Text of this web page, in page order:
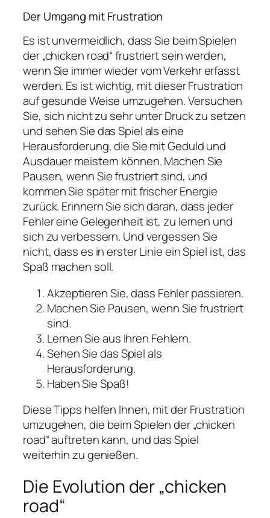
Der Umgang mit Frustration
Es ist unvermeidlich, dass Sie beim Spielen
der „chicken road“ frustriert sein werden,
wenn Sie immer wieder vom Verkehr erfasst
werden. Es ist wichtig, mit dieser Frustration
auf gesunde Weise umzugehen. Versuchen
Sie, sich nicht zu sehr unter Druck zu setzen
und sehen Sie das Spiel als eine
Herausforderung, die Sie mit Geduld und
Ausdauer meistern können. Machen Sie
Pausen, wenn Sie frustriert sind, und
kommen Sie später mit frischer Energie
zurück. Erinnern Sie sich daran, dass jeder
Fehler eine Gelegenheit ist, zu lernen und
sich zu verbessern. Und vergessen Sie
nicht, dass es in erster Linie ein Spiel ist, das
Spaß machen soll.
Akzeptieren Sie, dass Fehler passieren.
Machen Sie Pausen, wenn Sie frustriert
sind.
Lernen Sie aus Ihren Fehlern.
Sehen Sie das Spiel als
Herausforderung.
Haben Sie Spaß!
Diese Tipps helfen Ihnen, mit der Frustration
umzugehen, die beim Spielen der „chicken
road“ auftreten kann, und das Spiel
weiterhin zu genießen.
Die Evolution der „chicken
road“